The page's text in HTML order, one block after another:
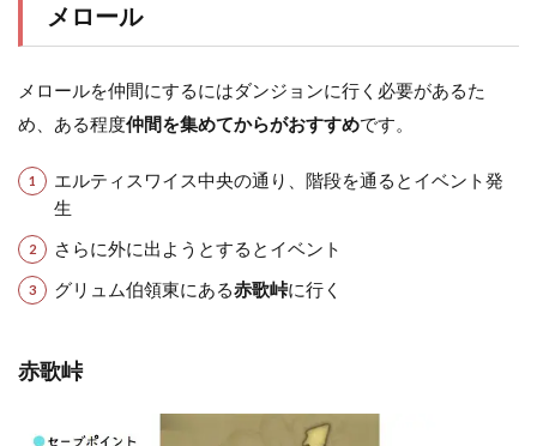
メロール
メロールを仲間にするにはダンジョンに行く必要があるた
め、ある程度仲間を集めてからがおすすめです。
エルティスワイス中央の通り、階段を通るとイベント発
生
さらに外に出ようとするとイベント
グリュム伯領東にある赤歌峠に行く
赤歌峠